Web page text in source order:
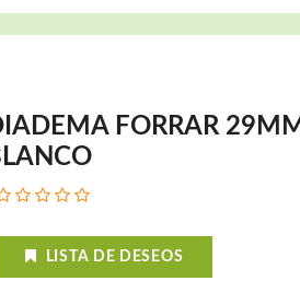
FORRAR
LISTA DE DESEOS